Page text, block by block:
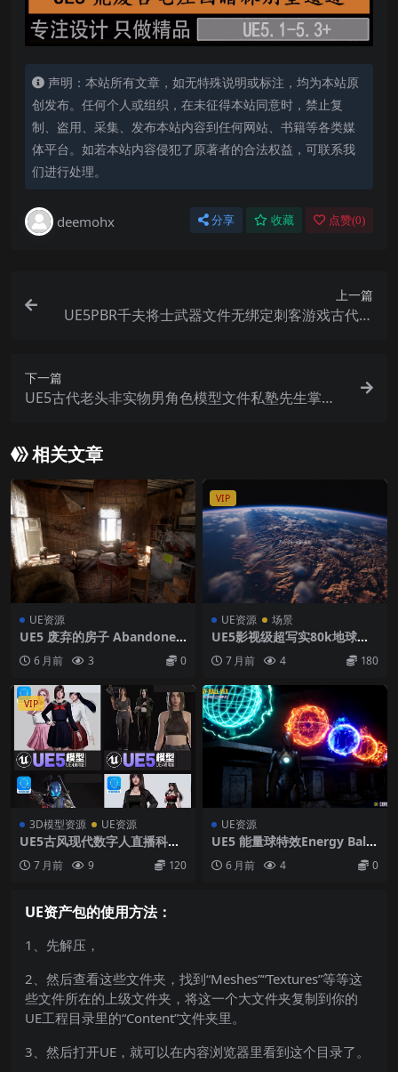
声明：本站所有文章，如无特殊说明或标注，均为本站原
创发布。任何个人或组织，在未征得本站同意时，禁止复
制、盗用、采集、发布本站内容到任何网站、书籍等各类媒
体平台。如若本站内容侵犯了原著者的合法权益，可联系我
们进行处理。
deemohx 分享 收藏 点赞(0)
上一篇
UE5PBR千夫将士武器文件无绑定刺客游戏古代国
下一篇
UE5古代老头非实物男角色模型文件私塾先生掌柜
相关文章
UE资源
UE5 废弃的房子 Abandoned
6 月前 3 0
VIP
UE资源 场景
UE5影视级超写实80k地球表
7 月前 4 180
VIP
3D模型资源 UE资源
UE5古风现代数字人直播科幻
机甲怪物动物模型带骨骼虚拟
人物合集
7 月前 9 120
UE资源
UE5 能量球特效Energy Ball
6 月前 4 0
UE资产包的使用方法：
1、先解压，
2、然后查看这些文件夹，找到“Meshes”“Textures”等等这
些文件所在的上级文件夹，将这一个大文件夹复制到你的
UE工程目录里的“Content”文件夹里。
3、然后打开UE，就可以在内容浏览器里看到这个目录了。